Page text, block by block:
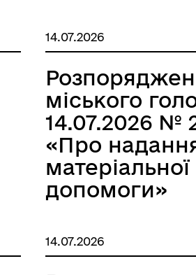
14.07.2026
міського
14.07.2026 №
«Про
матеріальної
допомоги»
14.07.2026